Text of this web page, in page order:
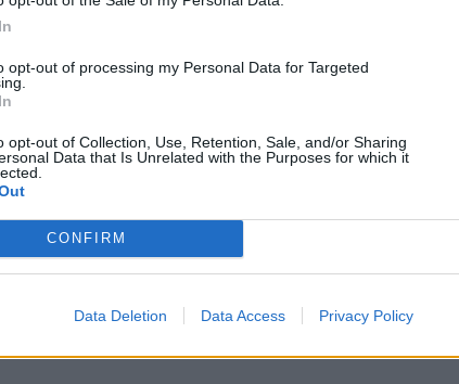
opt-out of processing my Personal Data for Targeted
opt-out of Collection, Use, Retention, Sale, and/or Sharing
Data that Is Unrelated with the Purposes for which it
CONFIRM
Data Deletion Data Access Privacy Policy
cudzoziemca (fot. Policja)
o brutalne pobicie młodszego mężczyzny.
krytycznym został przetransportowany do szpitala.
pobicia doszło przy Pasażu Stefana Wiecheckiego „Wiecha”.